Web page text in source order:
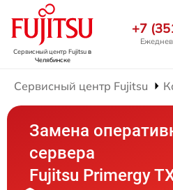
Сервисный центр Fujitsuв
Челябинске
+7
Сервисный центр Fujitsu
Замена
сервера
Fujitsu Primergy